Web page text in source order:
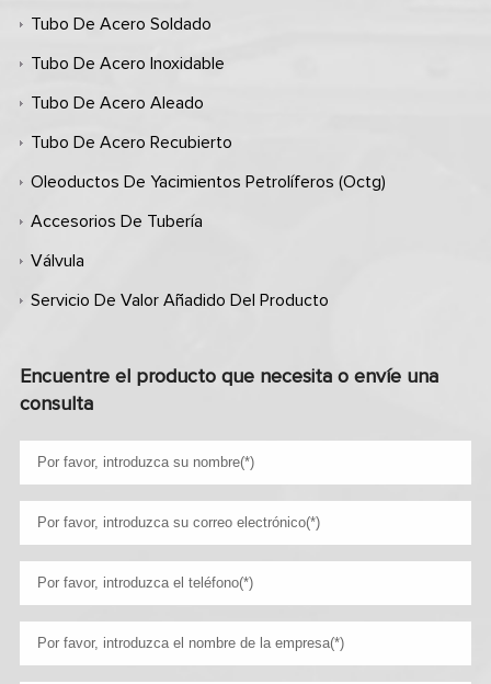
Tubo De Acero Soldado
Tubo De Acero Inoxidable
Tubo De Acero Aleado
Tubo De Acero Recubierto
Oleoductos De Yacimientos Petrolíferos (octg)
Accesorios De Tubería
Válvula
Servicio De Valor Añadido Del Producto
Encuentre el producto que necesita o envíe una
consulta